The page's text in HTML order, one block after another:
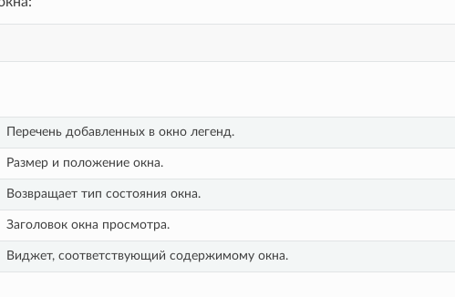
Перечень добавленных в окно легенд.
Размер и положение окна.
Возвращает тип состояния окна.
Заголовок окна просмотра.
Виджет, соответствующий содержимому окна.